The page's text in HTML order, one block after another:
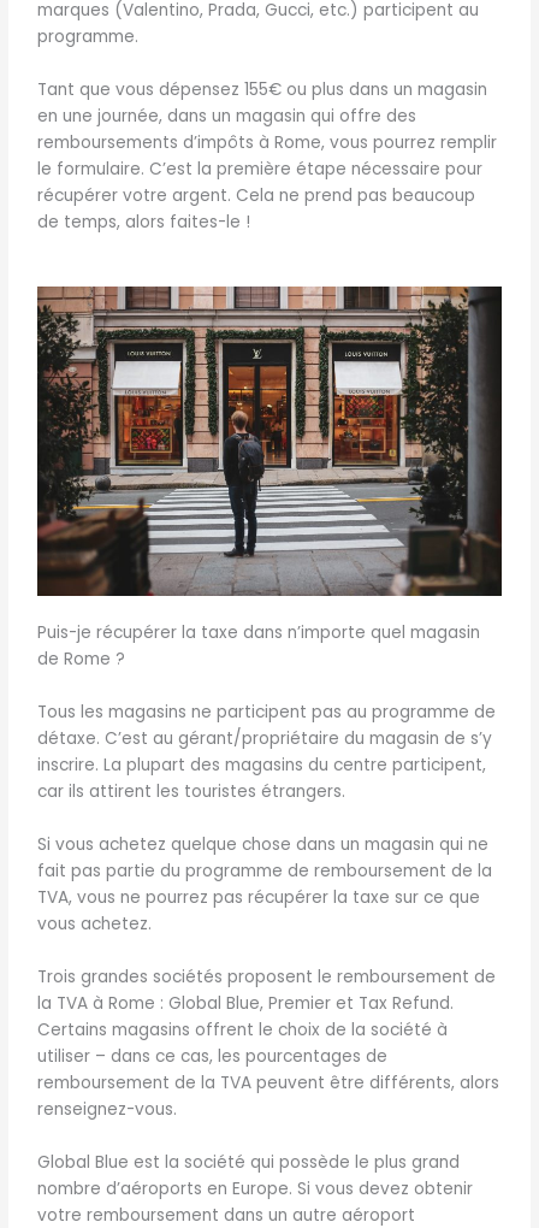
marques (Valentino, Prada, Gucci, etc.) participent au
programme.
Tant que vous dépensez 155€ ou plus dans un magasin
en une journée, dans un magasin qui offre des
remboursements d’impôts à Rome, vous pourrez remplir
le formulaire. C’est la première étape nécessaire pour
récupérer votre argent. Cela ne prend pas beaucoup
de temps, alors faites-le !
Puis-je récupérer la taxe dans n’importe quel magasin
de Rome ?
Tous les magasins ne participent pas au programme de
détaxe. C’est au gérant/propriétaire du magasin de s’y
inscrire. La plupart des magasins du centre participent,
car ils attirent les touristes étrangers.
Si vous achetez quelque chose dans un magasin qui ne
fait pas partie du programme de remboursement de la
TVA, vous ne pourrez pas récupérer la taxe sur ce que
vous achetez.
Trois grandes sociétés proposent le remboursement de
la TVA à Rome : Global Blue, Premier et Tax Refund.
Certains magasins offrent le choix de la société à
utiliser – dans ce cas, les pourcentages de
remboursement de la TVA peuvent être différents, alors
renseignez-vous.
Global Blue est la société qui possède le plus grand
nombre d’aéroports en Europe. Si vous devez obtenir
votre remboursement dans un autre aéroport